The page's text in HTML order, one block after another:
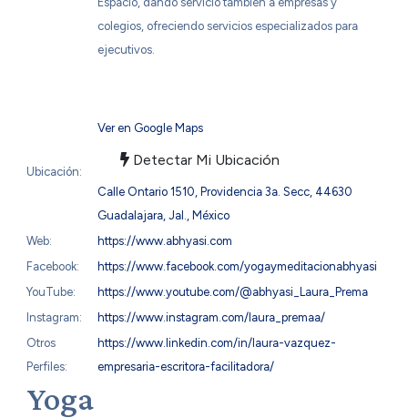
colegios, ofreciendo servicios especializados para
ejecutivos.
Ubicación:
Ver en Google Maps
Detectar Mi Ubicación
Calle Ontario 1510, Providencia 3a. Secc, 44630
Guadalajara, Jal., México
Web:
https://www.abhyasi.com
Facebook:
https://www.facebook.com/yogaymeditacionabhyasi
YouTube:
https://www.youtube.com/@abhyasi_Laura_Prema
Instagram:
https://www.instagram.com/laura_premaa/
Otros
Perfiles:
https://www.linkedin.com/in/laura-vazquez-
empresaria-escritora-facilitadora/
Yoga